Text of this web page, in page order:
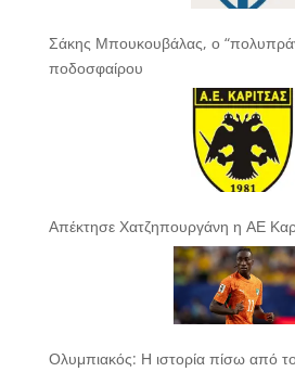
Σάκης Μπουκουβάλας, ο
ποδοσφαίρου
Απέκτησε Χατζηπουργάνη η ΑΕ
Ολυμπιακός: Η ιστορία πίσω από